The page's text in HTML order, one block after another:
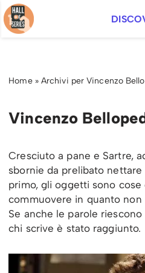
Vai
Home» Archivi per Vincenzo
Vincenzo
Cresciuto a pane e Sartre,
sbornie da prelibato
primo, gli oggetti sono
commuovere in quanto non
Se anche le parole
chi scrive è stato raggiunto.